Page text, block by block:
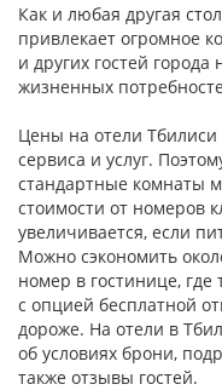
Как и любая другая
привлекает огромное
и других гостей города
жизненных
Цены на отели
сервиса и услуг.
стандартные комнаты
стоимости от номеров
увеличивается, если
Можно сэкономить
номер в гостинице,
с опцией бесплатной
дороже. На отели в
об условиях брони,
также отзывы гостей.